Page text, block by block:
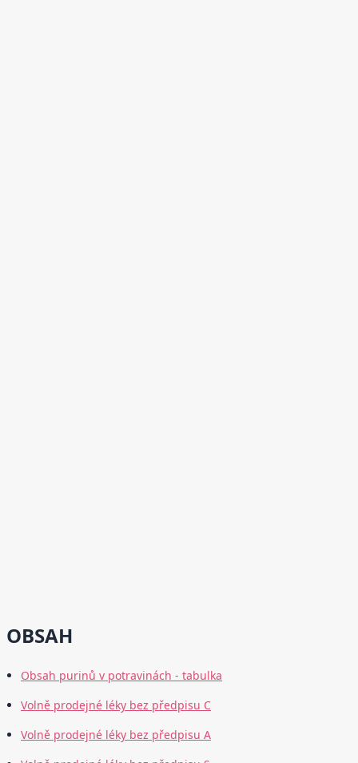
OBSAH
Obsah purinů v potravinách - tabulka
Volně prodejné léky bez předpisu C
Volně prodejné léky bez předpisu A